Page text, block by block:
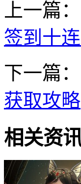
上一篇：
签到十
下一篇：
获取攻略
相关资